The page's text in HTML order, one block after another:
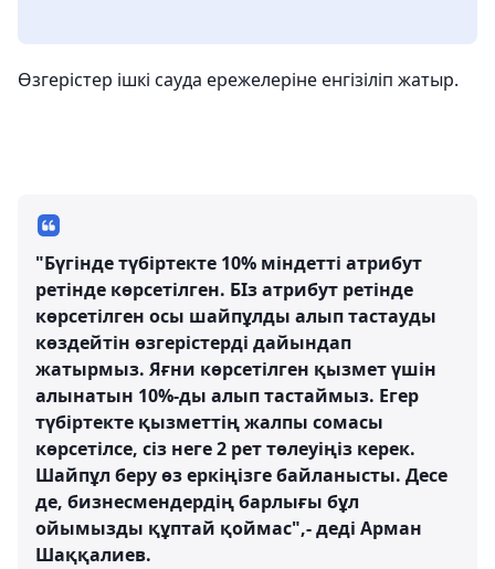
Өзгерістер ішкі сауда ережелеріне енгізіліп жатыр.
"Бүгінде түбіртекте 10% міндетті атрибут
ретінде көрсетілген. БІз атрибут ретінде
көрсетілген осы шайпұлды алып тастауды
көздейтін өзгерістерді дайындап
жатырмыз. Яғни көрсетілген қызмет үшін
алынатын 10%-ды алып тастаймыз. Егер
түбіртекте қызметтің жалпы сомасы
көрсетілсе, сіз неге 2 рет төлеуіңіз керек.
Шайпұл беру өз еркіңізге байланысты. Десе
де, бизнесмендердің барлығы бұл
ойымызды құптай қоймас",- деді Арман
Шаққалиев.